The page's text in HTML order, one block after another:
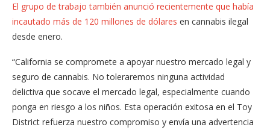
El grupo de trabajo también anunció recientemente que había
incautado más de 120 millones de dólares en cannabis ilegal
desde enero.
“California se compromete a apoyar nuestro mercado legal y
seguro de cannabis. No toleraremos ninguna actividad
delictiva que socave el mercado legal, especialmente cuando
ponga en riesgo a los niños. Esta operación exitosa en el Toy
District refuerza nuestro compromiso y envía una advertencia